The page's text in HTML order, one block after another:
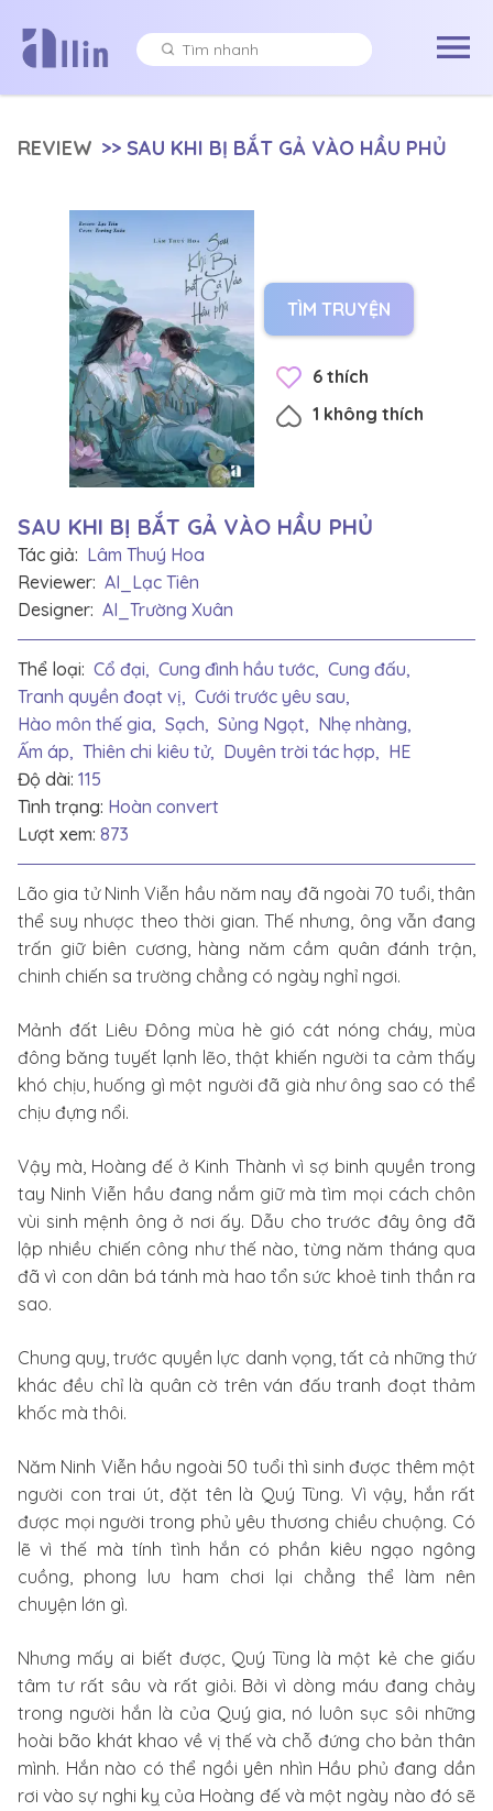
REVIEW >> SAU KHI BỊ BẮT GẢ VÀO HẦU PHỦ
TÌM TRUYỆN
6 thích
1 không thích
SAU KHI BỊ BẮT GẢ VÀO HẦU PHỦ
Tác giả: Lâm Thuý Hoa
Reviewer: AI_Lạc Tiên
Designer: AI_Trường Xuân
Thể loại: Cổ đại, Cung đình hầu tước, Cung đấu,
Tranh quyền đoạt vị, Cưới trước yêu sau,
Hào môn thế gia, Sạch, Sủng Ngọt, Nhẹ nhàng,
Ấm áp, Thiên chi kiêu tử, Duyên trời tác hợp, HE
Độ dài: 115
Tình trạng: Hoàn convert
Lượt xem: 873
Lão gia tử Ninh Viễn hầu năm nay đã ngoài 70 tuổi, thân
thể suy nhược theo thời gian. Thế nhưng, ông vẫn đang
trấn giữ biên cương, hàng năm cầm quân đánh trận,
chinh chiến sa trường chẳng có ngày nghỉ ngơi.
Mảnh đất Liêu Đông mùa hè gió cát nóng cháy, mùa
đông băng tuyết lạnh lẽo, thật khiến người ta cảm thấy
khó chịu, huống gì một người đã già như ông sao có thể
chịu đựng nổi.
Vậy mà, Hoàng đế ở Kinh Thành vì sợ binh quyền trong
tay Ninh Viễn hầu đang nắm giữ mà tìm mọi cách chôn
vùi sinh mệnh ông ở nơi ấy. Dẫu cho trước đây ông đã
lập nhiều chiến công như thế nào, từng năm tháng qua
đã vì con dân bá tánh mà hao tổn sức khoẻ tinh thần ra
sao.
Chung quy, trước quyền lực danh vọng, tất cả những thứ
khác đều chỉ là quân cờ trên ván đấu tranh đoạt thảm
khốc mà thôi.
Năm Ninh Viễn hầu ngoài 50 tuổi thì sinh được thêm một
người con trai út, đặt tên là Quý Tùng. Vì vậy, hắn rất
được mọi người trong phủ yêu thương chiều chuộng. Có
lẽ vì thế mà tính tình hắn có phần kiêu ngạo ngông
cuồng, phong lưu ham chơi lại chẳng thể làm nên
chuyện lớn gì.
Nhưng mấy ai biết được, Quý Tùng là một kẻ che giấu
tâm tư rất sâu và rất giỏi. Bởi vì dòng máu đang chảy
trong người hắn là của Quý gia, nó luôn sục sôi những
hoài bão khát khao về vị thế và chỗ đứng cho bản thân
mình. Hắn nào có thể ngồi yên nhìn Hầu phủ đang dần
rơi vào sự nghi kỵ của Hoàng đế và một ngày nào đó sẽ